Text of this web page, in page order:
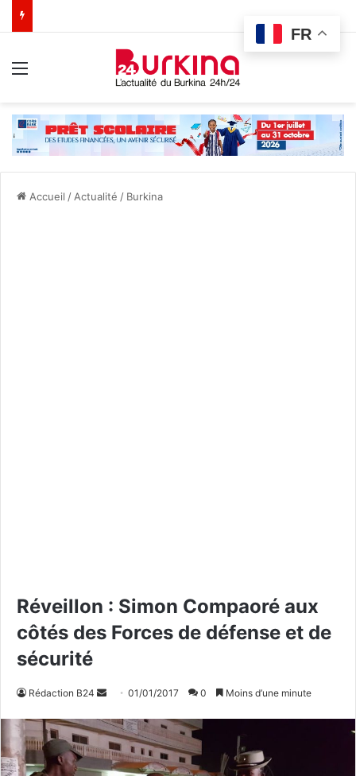
Accueil / Actualité / Burkina
Réveillon : Simon Compaoré aux
côtés des Forces de défense et de
sécurité
Rédaction B24
v
o
y
01/01/2017 0 Moins d’une minute
FR